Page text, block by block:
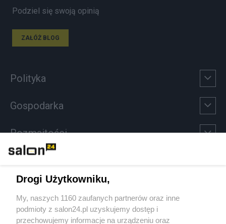
Podziel się swoją opinią
ZAŁÓŻ BLOG
Polityka
Gospodarka
Rozmaitości
Sport
Społeczeństwo
Drogi Użytkowniku,
My, naszych 1160 zaufanych partnerów oraz inne
podmioty z salon24.pl uzyskujemy dostęp i
przechowujemy informacje na urządzeniu oraz